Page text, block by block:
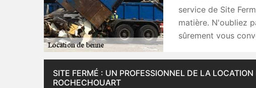
service de Site
matière. N'oubliez
sûrement vous
SITE FERMÉ : UN PROFESSIONNEL DE LA
ROCHECHOUART